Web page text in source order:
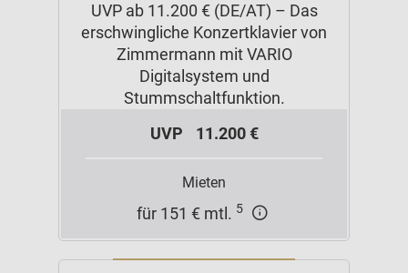
UVP ab 11.200 € (DE/AT) – Das
erschwingliche Konzertklavier von
Zimmermann mit VARIO
Digitalsystem und
Stummschaltfunktion.
UVP
11.200 €
Mieten
für 151 € mtl. 5